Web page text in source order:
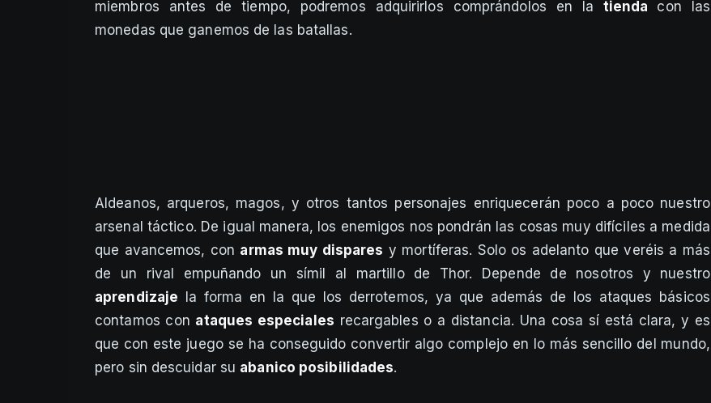
miembros antes de tiempo, podremos adquirirlos comprándolos en la tienda con las
monedas que ganemos de las batallas.
Aldeanos, arqueros, magos, y otros tantos personajes enriquecerán poco a poco nuestro
arsenal táctico. De igual manera, los enemigos nos pondrán las cosas muy difíciles a medida
que avancemos, con armas muy dispares y mortíferas. Solo os adelanto que veréis a más
de un rival empuñando un símil al martillo de Thor. Depende de nosotros y nuestro
aprendizaje la forma en la que los derrotemos, ya que además de los ataques básicos
contamos con ataques especiales recargables o a distancia. Una cosa sí está clara, y es
que con este juego se ha conseguido convertir algo complejo en lo más sencillo del mundo,
pero sin descuidar su abanico posibilidades.